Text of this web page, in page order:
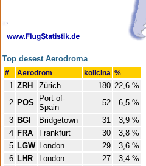
Top desest Aerodroma
# Aerodrom kolicina %
1 ZRH Zürich 180 22,6 %
2 POS
Port-of-
Spain
52
6,5 %
3 BGI Bridgetown 31
3,9 %
4 FRA Frankfurt 30
3,8 %
5 LGW London 29
3,6 %
6 LHR London 27
3,4 %